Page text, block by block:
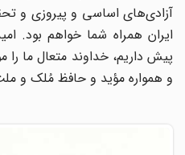
آزادی‌های اساسی و پیروزی و
ایران همراه شما خواهم بود.
پیش داریم، خداوند متعال ما را
و همواره مؤید و حافظ مُلک و ملت